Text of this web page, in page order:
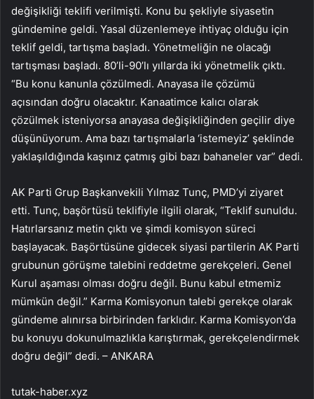
değişikliği teklifi verilmişti. Konu bu şekliyle siyasetin
gündemine geldi. Yasal düzenlemeye ihtiyaç olduğu için
teklif geldi, tartışma başladı. Yönetmeliğin ne olacağı
tartışması başladı. 80’li-90’lı yıllarda iki yönetmelik çıktı.
“Bu konu kanunla çözülmedi. Anayasa ile çözümü
açısından doğru olacaktır. Kanaatimce kalıcı olarak
çözülmek isteniyorsa anayasa değişikliğinden geçilir diye
düşünüyorum. Ama bazı tartışmalarla ‘istemeyiz’ şeklinde
yaklaşıldığında kaşınız çatmış gibi bazı bahaneler var” dedi.
AK Parti Grup Başkanvekili Yılmaz Tunç, PMD’yi ziyaret
etti. Tunç, başörtüsü teklifiyle ilgili olarak, “Teklif sunuldu.
Hatırlarsanız metin çıktı ve şimdi komisyon süreci
başlayacak. Başörtüsüne gidecek siyasi partilerin AK Parti
grubunun görüşme talebini reddetme gerekçeleri. Genel
Kurul aşaması olması doğru değil. Bunu kabul etmemiz
mümkün değil.” Karma Komisyonun talebi gerekçe olarak
gündeme alınırsa birbirinden farklıdır. Karma Komisyon’da
bu konuyu dokunulmazlıkla karıştırmak, gerekçelendirmek
doğru değil” dedi. – ANKARA
tutak-haber.xyz